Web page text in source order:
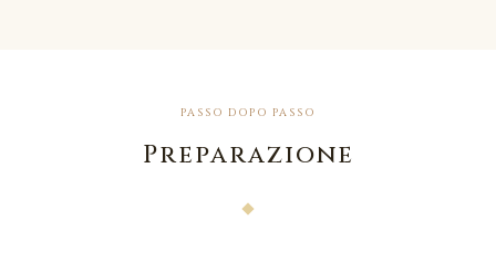
PASSO DOPO PASSO
Preparazione